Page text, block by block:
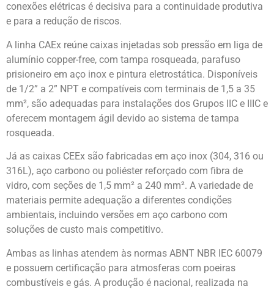
conexões elétricas é decisiva para a continuidade produtiva
e para a redução de riscos.
A linha CAEx reúne caixas injetadas sob pressão em liga de
alumínio copper-free, com tampa rosqueada, parafuso
prisioneiro em aço inox e pintura eletrostática. Disponíveis
de 1/2” a 2” NPT e compatíveis com terminais de 1,5 a 35
mm², são adequadas para instalações dos Grupos IIC e IIIC e
oferecem montagem ágil devido ao sistema de tampa
rosqueada.
Já as caixas CEEx são fabricadas em aço inox (304, 316 ou
316L), aço carbono ou poliéster reforçado com fibra de
vidro, com seções de 1,5 mm² a 240 mm². A variedade de
materiais permite adequação a diferentes condições
ambientais, incluindo versões em aço carbono com
soluções de custo mais competitivo.
Ambas as linhas atendem às normas ABNT NBR IEC 60079
e possuem certificação para atmosferas com poeiras
combustíveis e gás. A produção é nacional, realizada na